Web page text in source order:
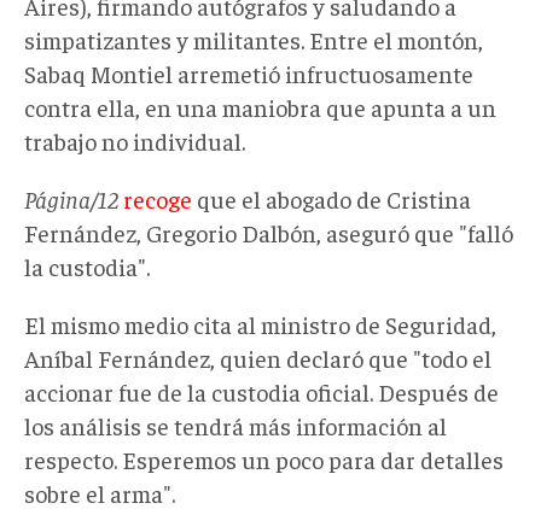
simpatizantes y militantes. Entre el montón,
Sabaq Montiel arremetió infructuosamente
contra ella, en una maniobra que apunta a un
trabajo no individual.
Página/12 recoge que el abogado de Cristina
Fernández, Gregorio Dalbón, aseguró que "falló
la custodia".
El mismo medio cita al ministro de Seguridad,
Aníbal Fernández, quien declaró que "todo el
accionar fue de la custodia oficial. Después de
los análisis se tendrá más información al
respecto. Esperemos un poco para dar detalles
sobre el arma".